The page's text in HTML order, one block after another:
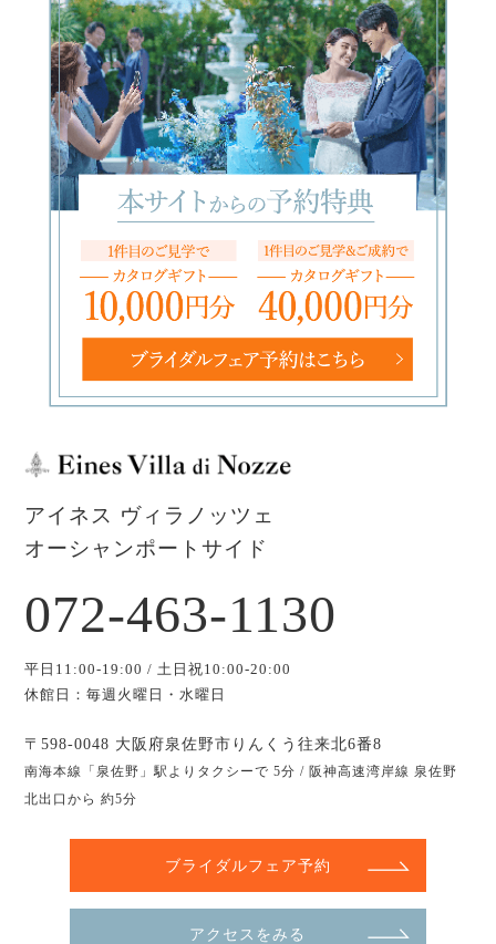
アイネス ヴィラノッツェ
オーシャンポートサイド
072-463-1130
平日11:00-19:00 / 土日祝10:00-20:00
休館日：毎週火曜日・水曜日
〒598-0048 大阪府泉佐野市りんくう往来北6番8
南海本線「泉佐野」駅よりタクシーで 5分 / 阪神高速湾岸線 泉佐野
北出口から 約5分
ブライダルフェア予約
アクセスをみる